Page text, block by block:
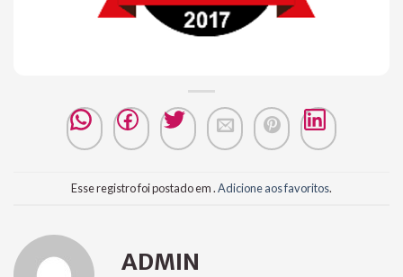
Esse registro foi postado em .Adicione aos favoritos.
ADMIN